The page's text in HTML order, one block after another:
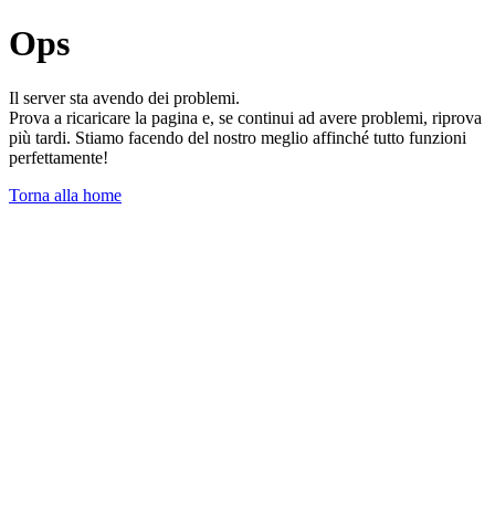
Ops
Il server sta avendo dei problemi.
Prova a ricaricare la pagina e, se continui ad avere problemi, riprova
più tardi. Stiamo facendo del nostro meglio affinché tutto funzioni
perfettamente!
Torna alla home